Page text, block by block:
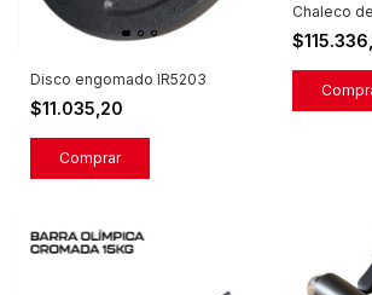
Disco engomado IR5203
$11.035,20
Comprar
Chaleco